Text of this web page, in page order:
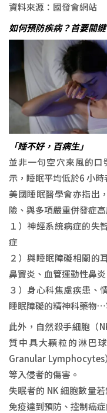
資料來源：國發會網站
如何預防疾病？首要關
「睡不好，百病生」
並非一句空穴來風的
示，睡眠平均低於6 小
美國睡眠醫學會亦指出
險、與多項嚴重併發症
１）神經系統病症的失
症
２）與睡眠障礙相關的
鼻竇炎、血管運動性鼻炎
３）身心科焦慮疾患、
睡眠障礙的精神科藥物
此外，自然殺手細胞（
質中具大顆粒的淋巴
Granular Lymphocytes
等入侵者的傷害。
失眠者的 NK 細胞數量
免疫達到預防、控制癌